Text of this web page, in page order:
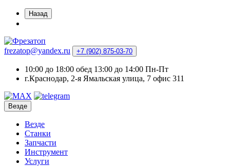
Назад
frezatop@yandex.ru +7 (902) 875-03-70
10:00 до 18:00 обед 13:00 до 14:00 Пн-Пт
г.Краснодар, 2-я Ямальская улица, 7 офис 311
Везде
Везде
Станки
Запчасти
Инструмент
Услуги